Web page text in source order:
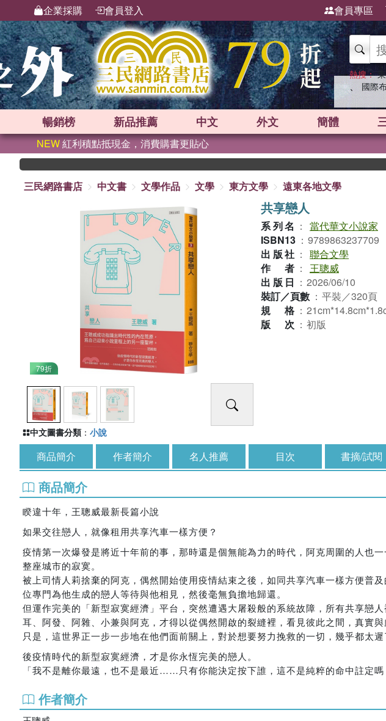
企業採購 會員登入 會員專區
熱搜：
、 國際
暢銷榜 新品推薦 中文 外文 簡體
NEW紅利積點抵現金，消費購書更貼心
三民網路書店
中文書 文學作品 文學 東方文學 遠東各地文學
79折
共享戀人
系列名 ： 當代華文小說家
ISBN13 ： 9789863237709
出版社 ： 聯合文學
作者 ： 王聰威
出版日 ： 2026/06/10
裝訂／頁數 ： 平裝／320頁
規格 ：
版次 ： 初版
中文圖書分類 ： 小說
商品簡介 作者簡介 名人推薦 目次 書摘/試閱
商品簡介
睽違十年，王聰威最新長篇小說
如果交往戀人，就像租用共享汽車一樣方便？
疫情第一次爆發是將近十年前的事，那時還是個無能為力的時代，阿克周圍的人也
整座城市的寂寞。
被上司情人莉捨棄的阿克，偶然開始使用疫情結束之後，如同共享汽車一樣方便普
位專門為他生成的戀人等待與他相見，然後毫無負擔地歸還。
但運作完美的「新型寂寞經濟」平台，突然遭遇大屠殺般的系統故障，所有共享戀
耳、阿發、阿雜、小兼與阿克，才得以從偶然開啟的裂縫裡，看見彼此之間，真實
只是，這世界正一步一步地在他們面前關上，對於想要努力挽救的一切，幾乎都太
後疫情時代的新型寂寞經濟，才是你永恆完美的戀人。
「我不是離你最遠，也不是最近……只有你能決定按下誰，這不是純粹的命中註定嗎
作者簡介